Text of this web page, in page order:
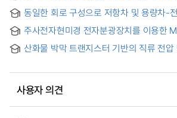
= Multi-Loop Type Current
Bridge Voltage Balancer
동일한 회로 구성으로 저항차 및 용량차-
Design of a resistance-difference or
difference to voltage converter using
configuration
주사전자현미경 전자분광장치를 이용한
측정검사 = (The) Voltage
Circuits with Scanning Electron
산화물 박막 트랜지스터 기반의 직류 전압
based on the oxide thin-film transistor
사용자 의견